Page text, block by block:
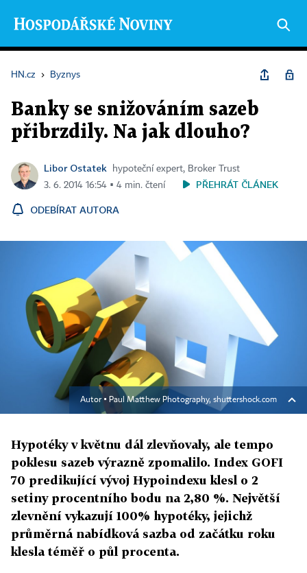
HN.cz › Byznys
Banky se snižováním sazeb
přibrzdily. Na jak dlouho?
Libor Ostatek
hypoteční expert, Broker Trust
3. 6. 2014 16:54 ▪ 4 min. čtení
PŘEHRÁT ČLÁNEK
ODEBÍRAT AUTORA
Autor ▪ Paul Matthew Photography, shuttershock.com
Hypotéky v květnu dál zlevňovaly, ale tempo
poklesu sazeb výrazně zpomalilo. Index GOFI
70 predikující vývoj Hypoindexu klesl o 2
setiny procentního bodu na 2,80 %. Největší
zlevnění vykazují 100% hypotéky, jejichž
průměrná nabídková sazba od začátku roku
klesla téměř o půl procenta.